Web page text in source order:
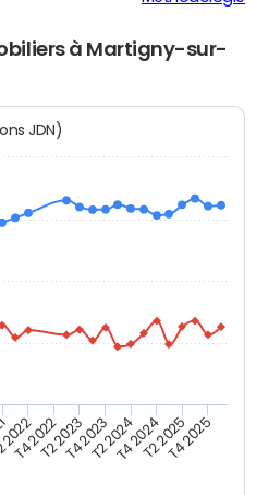
à Martigny-sur-
JDN)
T4 2022T2 2023T4 2023T2 2024T4 2024T2 2025T4 2025